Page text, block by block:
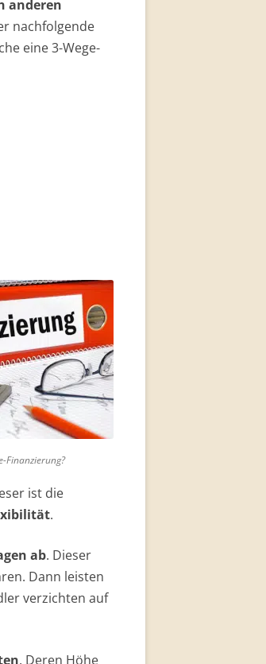
anderen
nachfolgende
eine 3-Wege-
Finanzierung?
ist die
.
ab. Dieser
Dann leisten
verzichten auf
. Deren Höhe